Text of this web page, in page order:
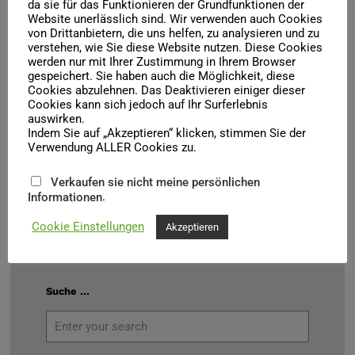
Komödie Leipzig
Bitte lesen Sie unsere Mail zu der geplanten Theaterfahrt und
denken sie an den rechtzeitigen Kartenkauf (Überweisung).
Vielen Dank
Der Vorstand
Kontakt
kontakt(a)freunde-oper-halle.de
Suche …
da sie für das Funktionieren der Grundfunktionen der
Website unerlässlich sind. Wir verwenden auch Cookies
von Drittanbietern, die uns helfen, zu analysieren und zu
verstehen, wie Sie diese Website nutzen. Diese Cookies
werden nur mit Ihrer Zustimmung in Ihrem Browser
gespeichert. Sie haben auch die Möglichkeit, diese
Cookies abzulehnen. Das Deaktivieren einiger dieser
Cookies kann sich jedoch auf Ihr Surferlebnis
auswirken.
Indem Sie auf „Akzeptieren“ klicken, stimmen Sie der
Verwendung ALLER Cookies zu.
Verkaufen sie nicht meine persönlichen
Informationen.
Cookie Einstellungen Akzeptieren